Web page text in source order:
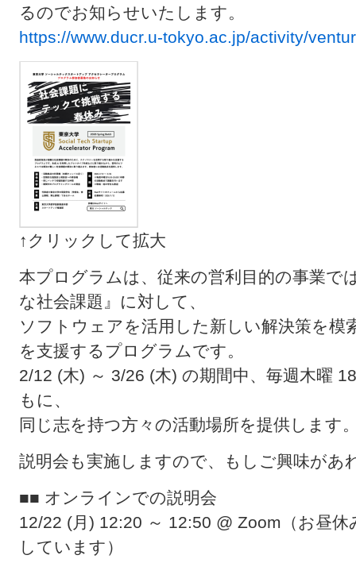
るのでお知らせいたします。
https://www.ducr.u-tokyo.ac.jp/activity/
↑クリックして拡大
本プログラムは、従来の営利目的の事業で
な社会課題』に対して、
ソフトウェアを活用した新しい解決策を模
を支援するプログラムです。
2/12 (木) ～ 3/26 (木) の期間中、毎週木曜
もに、
同じ志を持つ方々の活動場所を提供します
説明会も実施しますので、もしご興味があ
■■ オンラインでの説明会
12/22 (月) 12:20 ～ 12:50 @ Zoom（お昼
しています）